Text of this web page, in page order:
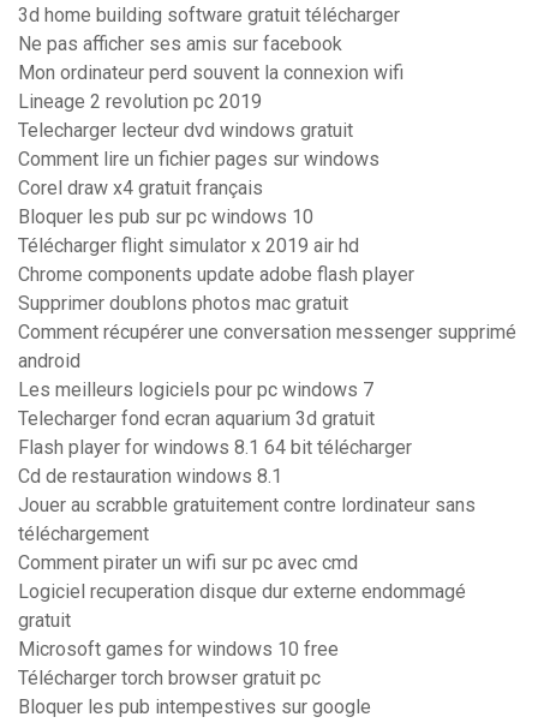
3d home building software gratuit télécharger
Ne pas afficher ses amis sur facebook
Mon ordinateur perd souvent la connexion wifi
Lineage 2 revolution pc 2019
Telecharger lecteur dvd windows gratuit
Comment lire un fichier pages sur windows
Corel draw x4 gratuit français
Bloquer les pub sur pc windows 10
Télécharger flight simulator x 2019 air hd
Chrome components update adobe flash player
Supprimer doublons photos mac gratuit
Comment récupérer une conversation messenger supprimé
android
Les meilleurs logiciels pour pc windows 7
Telecharger fond ecran aquarium 3d gratuit
Flash player for windows 8.1 64 bit télécharger
Cd de restauration windows 8.1
Jouer au scrabble gratuitement contre lordinateur sans
téléchargement
Comment pirater un wifi sur pc avec cmd
Logiciel recuperation disque dur externe endommagé
gratuit
Microsoft games for windows 10 free
Télécharger torch browser gratuit pc
Bloquer les pub intempestives sur google